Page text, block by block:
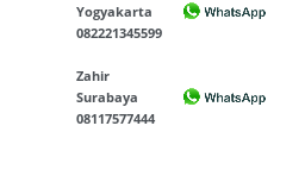
Yogyakarta
082221345599
Zahir
Surabaya
08117577444